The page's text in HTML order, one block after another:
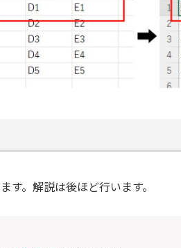
す。解説は後ほど行います。